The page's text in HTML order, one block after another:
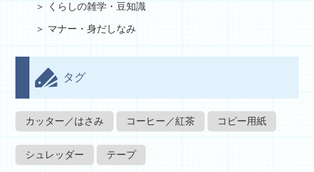
くらしの雑学・豆知識
マナー・身だしなみ
タグ
カッター／はさみ コーヒー／紅茶 コピー用紙
シュレッダー テープ